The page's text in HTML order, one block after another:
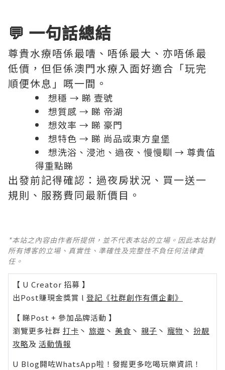
💬 一句話總結
尊貴水療唔係最嘈、唔係最大、亦唔係最
低價，但佢係澳門水療入面好適合「玩完
順便休息」嘅一間。
想穩 → 睇 壹號
想質感 → 睇 帝湖
想效率 → 睇 豪門
想特色 → 睇 尚品或東方皇堡
想洗浴、浸池、過夜、慢慢瞓 → 尊貴值
得重點睇
出發前記得確認：過夜房狀況、買一送一
規則、服務費同最新價目。
*本站之內容由作者所提供，並不代表本站的立場。因此本站對
所有博客的立場、真實性、準確性及完整性不負任何法律責
任。
【 U Creator 招募 】
出Post賺現金獎賞 l 登記《社群創作有價企劃》
【 睇Post + 參加品牌活動 】
瀏覽更多社群 打卡 丶 旅遊 丶 美食 丶 親子 丶 寵物 丶 扮靚
攻略及 活動情報
U Blog開咗WhatsApp啦！發掘更多吃喝玩樂資訊！